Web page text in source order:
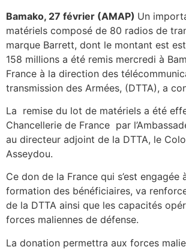
Bamako, 27 février (AMAP) Un
matériels composé de 80 radios de
marque Barrett, dont le montant est
158 millions a été remis mercredi à
France à la direction des
transmission des Armées, (DTTA), a
La remise du lot de matériels a été
Chancellerie de France par
au directeur adjoint de la DTTA, le
Asseydou.
Ce don de la France qui s’est engagée
formation des bénéficiaires, va
de la DTTA ainsi que les capacités
forces maliennes de défense.
La donation permettra aux forces